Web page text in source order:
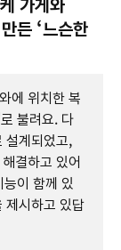
가게와
든 ‘느슨한
에 위치한 복
불려요. 다
설계되었고,
결하고 있어
이 함께 있
제시하고 있답